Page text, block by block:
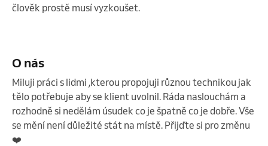
člověk prostě musí vyzkoušet.
O nás
Miluji práci s lidmi ,kterou propojuji různou technikou jak
tělo potřebuje aby se klient uvolnil. Ráda naslouchám a
rozhodně si nedělám úsudek co je špatně co je dobře. Vše
se mění není důležité stát na místě. Přijďte si pro změnu
❤️